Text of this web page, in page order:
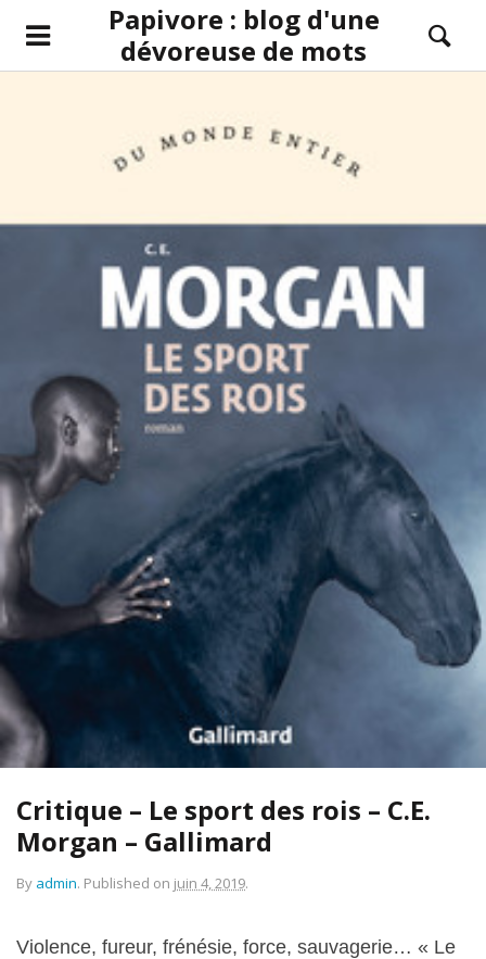
Papivore : blog d'une
dévoreuse de mots
Critique – Le sport des rois – C.E.
Morgan – Gallimard
By admin. Published on juin 4, 2019.
Violence, fureur, frénésie, force, sauvagerie… « Le